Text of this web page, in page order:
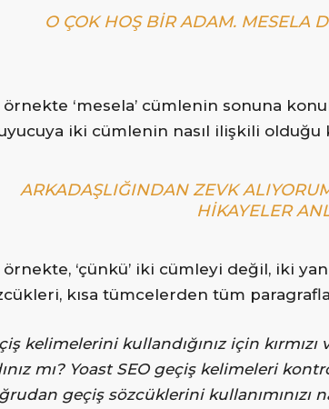
O ÇOK HOŞ BIR ADAM. MESELA
örnekte ‘mesela’ cümlenin sonuna
iki cümlenin nasıl ilişkili olduğu
ARKADAŞLIĞINDAN ZEVK
HIKAYELER
örnekte, ‘çünkü’ iki cümleyi değil, iki
kısa tümcelerden tüm
kelimelerini kullandığınız için
mı? Yoast SEO geçiş kelimeleri
geçiş sözcüklerini kullanımınızı